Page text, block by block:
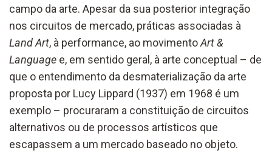
campo da arte. Apesar da sua posterior integração
nos circuitos de mercado, práticas associadas à
Land Art, à performance, ao movimentoArt &
Language e, em sentido geral, à arte conceptual – de
que o entendimento da desmaterialização da arte
proposta por Lucy Lippard (1937) em 1968 é um
exemplo – procuraram a constituição de circuitos
alternativos ou de processos artísticos que
escapassem a um mercado baseado no objeto.